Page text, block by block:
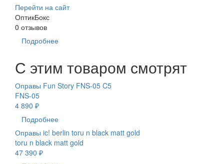
Перейти на сайт
ОптикБокс
0 отзывов
Подробнее
С этим товаром смотрят
Оправы Fun Story FNS-05 C5
FNS-05
4 890 ₽
Подробнее
Оправы ic! berlin toru n black matt gold
toru n black matt gold
47 390 ₽